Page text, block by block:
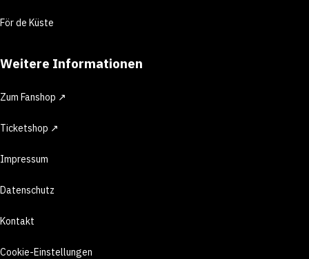
För de Küste
Weitere Informationen
Zum Fanshop ↗
Ticketshop ↗
Impressum
Datenschutz
Kontakt
Cookie-Einstellungen